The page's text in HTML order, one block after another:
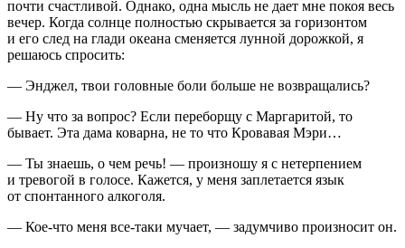
почти счастливой. Однако, одна мысль не дает мне покоя весь
вечер. Когда солнце полностью скрывается за горизонтом
и его след на глади океана сменяется лунной дорожкой, я
решаюсь спросить:
— Энджел, твои головные боли больше не возвращались?
— Ну что за вопрос? Если переборщу с Маргаритой, то
бывает. Эта дама коварна, не то что Кровавая Мэри…
— Ты знаешь, о чем речь! — произношу я с нетерпением
и тревогой в голосе. Кажется, у меня заплетается язык
от спонтанного алкоголя.
— Кое-что меня все-таки мучает, — задумчиво произносит он.